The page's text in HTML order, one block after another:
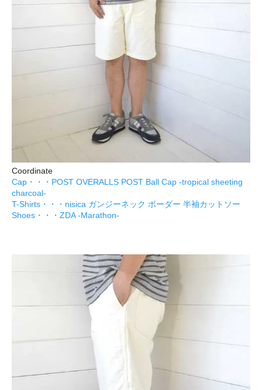
Coordinate
Cap・・・POST OVERALLS POST Ball Cap -tropical sheeting
charcoal-
T-Shirts・・・nisica ガンジーネック ボーダー 半袖カットソー
Shoes・・・ZDA -Marathon-